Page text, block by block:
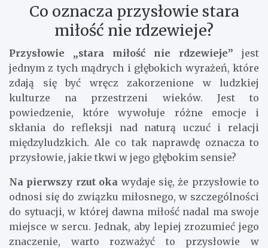
Co oznacza przysłowie stara
miłość nie rdzewieje?
Przysłowie „stara miłość nie rdzewieje” jest
jednym z tych mądrych i głębokich wyrażeń, które
zdają się być wręcz zakorzenione w ludzkiej
kulturze na przestrzeni wieków. Jest to
powiedzenie, które wywołuje różne emocje i
skłania do refleksji nad naturą uczuć i relacji
międzyludzkich. Ale co tak naprawdę oznacza to
przysłowie, jakie tkwi w jego głębokim sensie?
Na pierwszy rzut oka wydaje się, że przysłowie to
odnosi się do związku miłosnego, w szczególności
do sytuacji, w której dawna miłość nadal ma swoje
miejsce w sercu. Jednak, aby lepiej zrozumieć jego
znaczenie, warto rozważyć to przysłowie w